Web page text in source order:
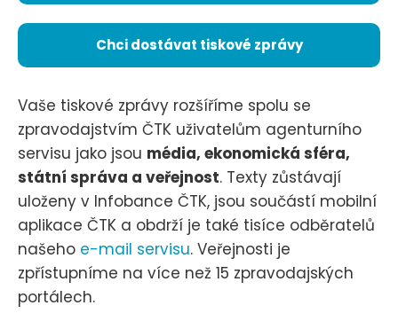
Chci dostávat tiskové zprávy
Vaše tiskové zprávy rozšíříme spolu se
zpravodajstvím ČTK uživatelům agenturního
servisu jako jsou média, ekonomická sféra,
státní správa a veřejnost. Texty zůstávají
uloženy v Infobance ČTK, jsou součástí mobilní
aplikace ČTK a obdrží je také tisíce odběratelů
našeho e-mail servisu. Veřejnosti je
zpřístupníme na více než 15 zpravodajských
portálech.